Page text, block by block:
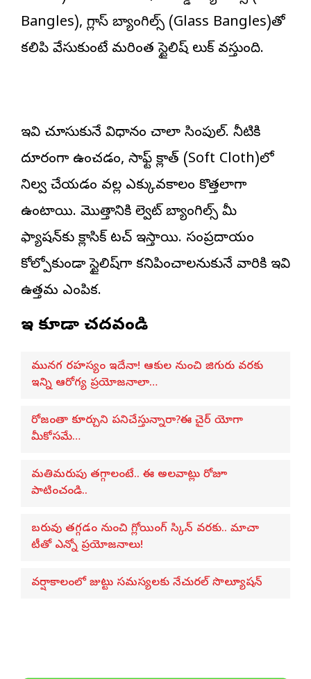
Bangles), గ్లాస్ బ్యాంగిల్స్ (Glass Bangles)తో
కలిపి వేసుకుంటే మరింత స్టైలిష్ లుక్ వస్తుంది.
ఎప్పుడూ
కొత్తదానిలా
మెరిసిపోతుంది!
ఎలా
అరికట్టాలి?
ఇవి చూసుకునే విధానం చాలా సింపుల్. నీటికి
దూరంగా ఉంచడం, సాఫ్ట్ క్లాత్ (Soft Cloth)లో
నిల్వ చేయడం వల్ల ఎక్కువకాలం కొత్తలాగా
ఉంటాయి. మొత్తానికి వెల్వెట్ బ్యాంగిల్స్ మీ
ఫ్యాషన్‌కు క్లాసిక్ టచ్ ఇస్తాయి. సంప్రదాయం
కోల్పోకుండా స్టైలిష్‌గా కనిపించాలనుకునే వారికి ఇవి
ఉత్తమ ఎంపిక.
ఇవి కూడా చదవండి
మునగ రహస్యం ఇదేనా! ఆకుల నుంచి జిగురు వరకు
ఇన్ని ఆరోగ్య ప్రయోజనాలా…
రోజంతా కూర్చుని పనిచేస్తున్నారా?ఈ చైర్ యోగా
మీకోసమే…
మతిమరుపు తగ్గాలంటే.. ఈ అలవాట్లు రోజూ
పాటించండి..
బరువు తగ్గడం నుంచి గ్లోయింగ్ స్కిన్ వరకు.. మాచా
టీతో ఎన్నో ప్రయోజనాలు!
వర్షాకాలంలో జుట్టు సమస్యలకు నేచురల్ సొల్యూషన్